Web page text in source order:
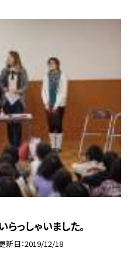
っしゃいました。
新日 2019/12/18